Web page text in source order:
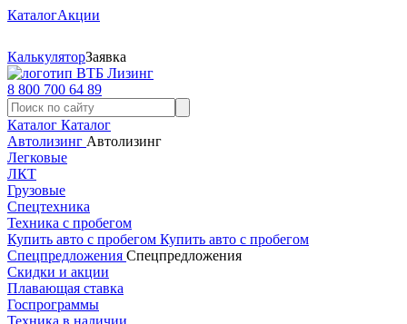
КаталогАкции
КалькуляторЗаявка
8 800 700 64 89
Каталог Каталог
Автолизинг Автолизинг
Легковые
ЛКТ
Грузовые
Спецтехника
Техника с пробегом
Купить авто с пробегом Купить авто с пробегом
Спецпредложения Спецпредложения
Скидки и акции
Плавающая ставка
Госпрограммы
Техника в наличии